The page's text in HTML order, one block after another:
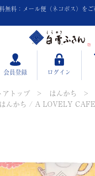
無料：メール便（ネコポス）を
会員登録 ログイン
アトップ はんかち
んかち / A LOVELY CAFE